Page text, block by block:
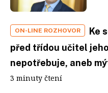
ON-LINE ROZHOVOR
Ke
před třídou učitel
nepotřebuje, aneb
3 minuty čtení